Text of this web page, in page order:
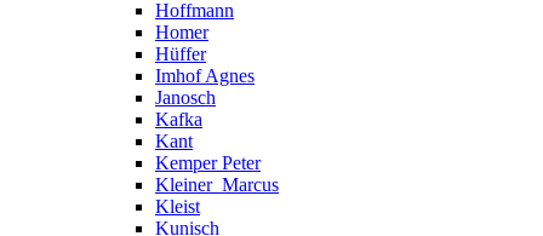
Hoffmann
Homer
Hüffer
Imhof Agnes
Janosch
Kafka
Kant
Kemper Peter
Kleiner_Marcus
Kleist
Kunisch